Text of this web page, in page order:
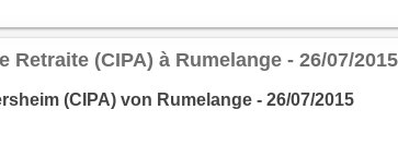
(CIPA) à Rumelange - 26/07/2015
(CIPA) von Rumelange - 26/07/2015